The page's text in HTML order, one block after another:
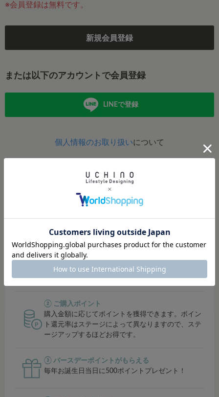
※会員登録は無料です。
新規会員登録
または以下のアカウントで会員登録
LINEで登録
個人情報のお取り扱いについて
定期的にポイントアップイベント開催！
イベント開催時は、ポイント還元率がUP！
貯まったポイントは、オンラインショップ・直営店では１
① シークレットセールにご招待
会員限定のシークレットセールでお得にお買い物で
きます。
② ご購入ポイント
購入金額に応じてポイントを獲得できます。ポイン
ト還元率はステージによって異なりますので、ステ
ージアップするほどお得です。
③ バースデーポイントがもらえる
毎年お誕生日当日に500ポイントプレゼント！